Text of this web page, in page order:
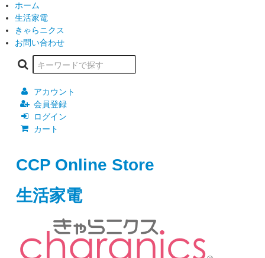
ホーム
生活家電
きゃらニクス
お問い合わせ
アカウント
会員登録
ログイン
カート
CCP Online Store
生活家電